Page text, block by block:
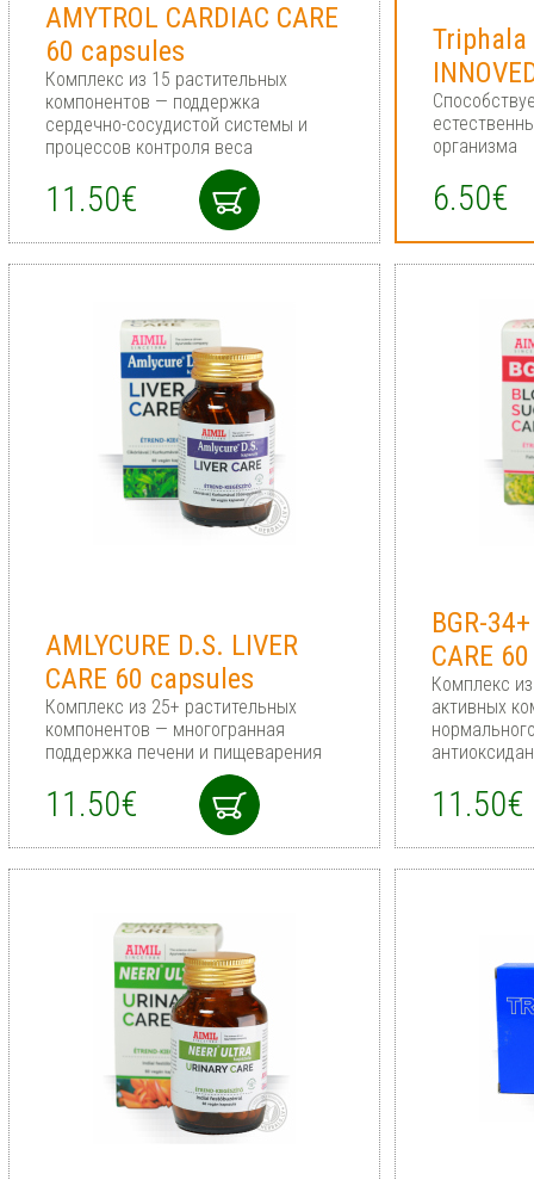
AMYTROL CARDIAC CARE
60 capsules
Комплекс из 15 растительных
компонентов — поддержка
сердечно-сосудистой системы и
процессов контроля веса
11.50€
организма
6.50€
AMLYCURE D.S. LIVER
CARE 60 capsules
Комплекс из 25+ растительных
компонентов — многогранная
поддержка печени и пищеварения
11.50€
BGR-
CARE
Комплекс
активных
11.50€